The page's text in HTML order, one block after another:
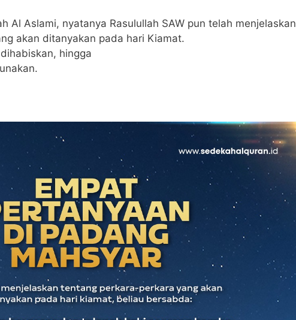
Al Aslami, nyatanya Rasulullah SAW pun telah menjelaskan
akan ditanyakan pada hari Kiamat.
hingga